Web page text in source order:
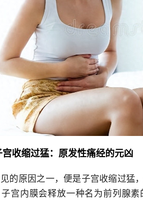
收缩过猛：原发性痛经的元凶
的原因之一，便是子宫收缩过猛
宫内膜会释放一种名为前列腺